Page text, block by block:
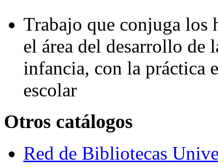
Trabajo que conjuga los
el área del desarrollo de
infancia, con la práctica
escolar
Otros catálogos
Red de Bibliotecas